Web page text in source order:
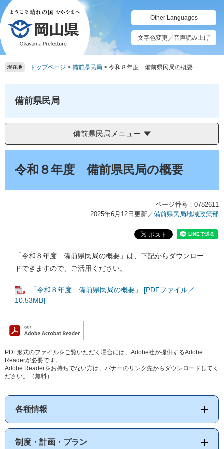
ペ
ー
ジ
の
先
頭
メ
ニ
ュ
ー
を
飛
Other Languages
文字色変更／音声読み上げ
現在地 トップページ > 備前県民局 > 令和８年度 備前県民局の概要
備前県民局
備前県民局メニュー
令和８年度 備前県民局の概要
ページ番号：0782611
2025年6月12日更新／備前県民局地域政策部
「令和８年度 備前県民局の概要」は、下記からダウンロー
ドできますので、ご活用ください。
「令和８年度 備前県民局の概要」 [PDFファイル／
10.53MB]
PDF形式のファイルをご覧いただく場合には、Adobe社が提供するAdobe
Readerが必要です。
Adobe Readerをお持ちでない方は、バナーのリンク先からダウンロードしてく
ださい。（無料）
各種情報
制度・計画・プラン